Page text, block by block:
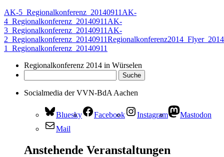
AK-5_Regionalkonferenz_20140911 AK-
4_Regionalkonferenz_20140911 AK-
3_Regionalkonferenz_20140911 AK-
2_Regionalkonferenz_20140911
1_Regionalkonferenz_20140911
Regionalkonferenz 2014 in Würselen
Socialmedia der VVN-BdA Aachen
Bluesky Facebook Instagram
Mastodon
Mail
Anstehende Veranstaltungen